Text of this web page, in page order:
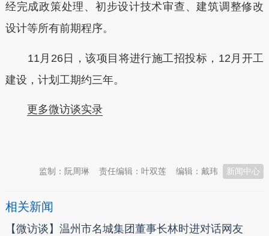
经完成政策处理、初步设计技术审查、建筑调整修改
设计等所有前期程序。
11月26日，该项目将进行施工招投标，12月开工
建设，计划工期约三年。
更多微访谈实录
新闻中心
编辑：戴玮
责任编辑：叶双莲
监制：阮周琳
相关新闻
【微访谈】温州市名城集团董事长林时进对话网友